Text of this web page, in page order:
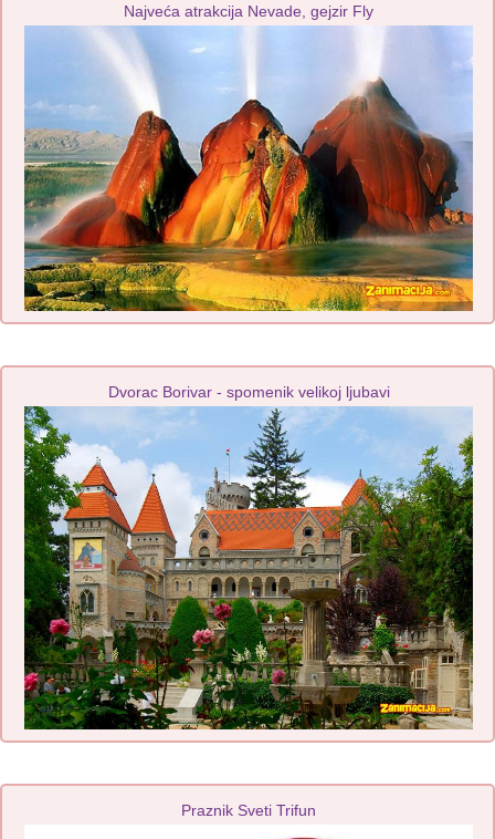
Najveća atrakcija Nevade, gejzir Fly
Dvorac Borivar - spomenik velikoj ljubavi
Praznik Sveti Trifun